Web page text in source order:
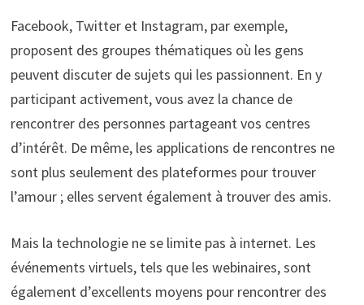
Facebook, Twitter et Instagram, par exemple,
proposent des groupes thématiques où les gens
peuvent discuter de sujets qui les passionnent. En y
participant activement, vous avez la chance de
rencontrer des personnes partageant vos centres
d’intérêt. De même, les applications de rencontres ne
sont plus seulement des plateformes pour trouver
l’amour ; elles servent également à trouver des amis.
Mais la technologie ne se limite pas à internet. Les
événements virtuels, tels que les webinaires, sont
également d’excellents moyens pour rencontrer des